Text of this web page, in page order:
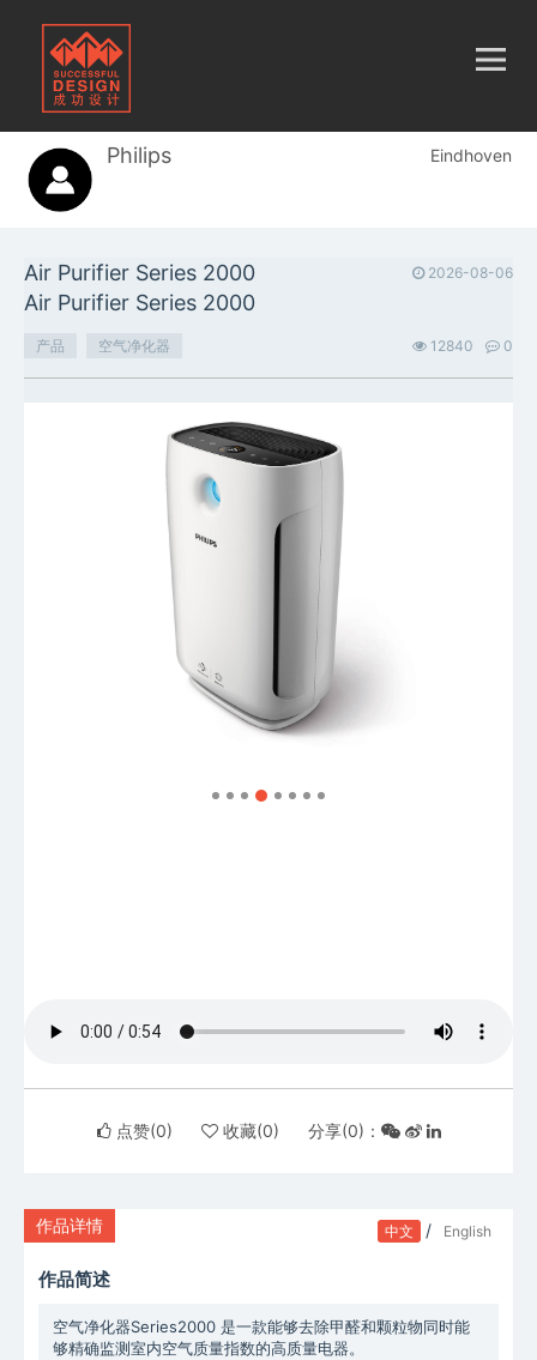
Philips Eindhoven
Air Purifier Series 2000 2026-08-06
Air Purifier Series 2000
产品 空气净化器 0
12840
点赞(0) 收藏(0) 分享(0)：
作品详情 中文 / English
作品简述
空气净化器Series2000 是一款能够去除甲醛和颗粒物同时能
够精确监测室内空气质量指数的高质量电器。